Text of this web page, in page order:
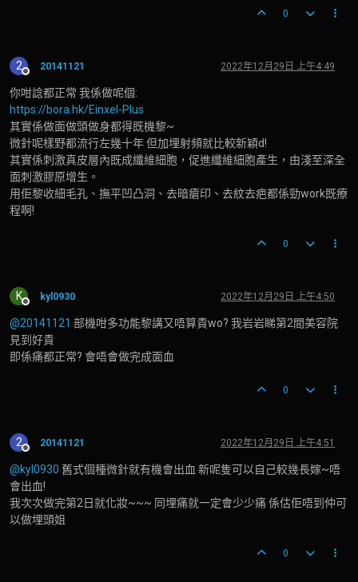
0
2
離線
20141121 2022年12月29日 上午4:49
你咁諗都正常 我係做呢個:
https://bora.hk/Einxel-Plus
其實係做面做頭做身都得既機黎~
微針呢樣野都流行左幾十年 但加埋射頻就比較新穎d!
其實係刺激真皮層內既成纖維細胞，促進纖維細胞產生，由淺至深全
面刺激膠原增生。
用佢黎收細毛孔、撫平凹凸洞、去暗瘡印、去紋去疤都係勁work既療
程啊!
0
K
離線
kyl0930 2022年12月29日 上午4:50
@20141121 部機咁多功能黎講又唔算貴wo? 我岩岩睇第2間美容院
見到好貴
即係痛都正常? 會唔會做完成面血
0
2
離線
20141121 2022年12月29日 上午4:51
@kyl0930 舊式個種微針就有機會出血 新呢隻可以自己較幾長嫁~唔
會出血!
我次次做完第2日就化妝~~~ 同埋痛就一定會少少痛 係估佢唔到仲可
以做埋頭姐
0